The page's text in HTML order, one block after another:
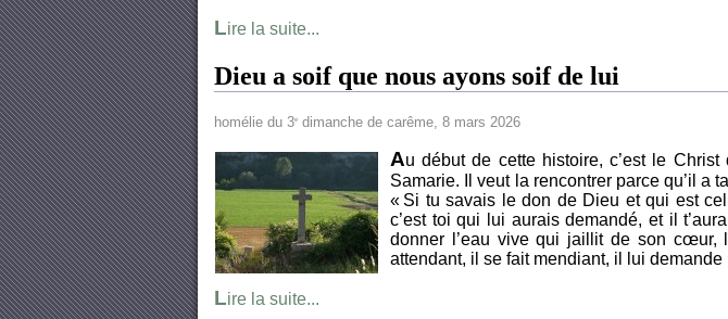
Lire la suite...
Dieu a soif que nous ayons soif de lui
homélie du 3e dimanche de carême, 8 mars 2026
Au début de cette histoire, c’est le
Samarie. Il veut la rencontrer parce qu’il a
« Si tu savais le don de Dieu et qui est
c’est toi qui lui aurais demandé, et il
donner l’eau vive qui jaillit de son cœur,
attendant, il se fait mendiant, il lui demande
Lire la suite...